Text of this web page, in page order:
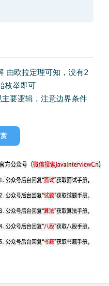
由欧拉定理可知，没有2
枚举即可
要逻辑，注意边界条件